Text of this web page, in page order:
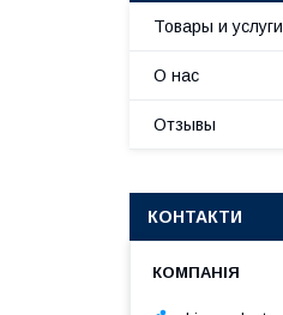
Товары и услуги
О нас
Отзывы
КОНТАКТИ